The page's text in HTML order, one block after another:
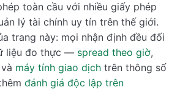
toàn cầu với nhiều giấy phép
lý tài chính uy tín trên thế giới.
trang này: mọi nhận định đều đối
liệu đo thực — spread theo giờ,
và máy tính giao dịch trên thông số
đánh giá độc lập trên